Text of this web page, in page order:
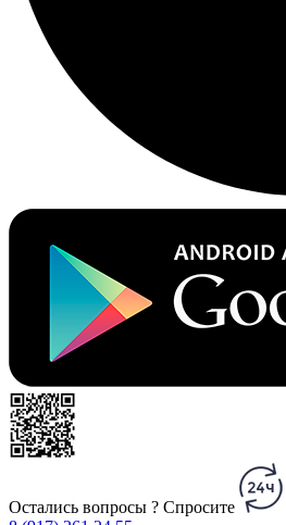
Остались вопросы ? Спросите